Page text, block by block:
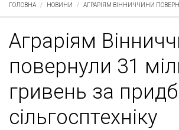
ГОЛОВНА НОВИНИ АГРАРІЯМ ВІННИЧЧИНИ
Аграріям
повернули 31
гривень за
сільгосптехніку